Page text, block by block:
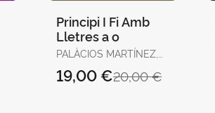
Principi I Fi Amb
Lletres a o
PALÀCIOS MARTÍNEZ,
20,00 €
19,00 €